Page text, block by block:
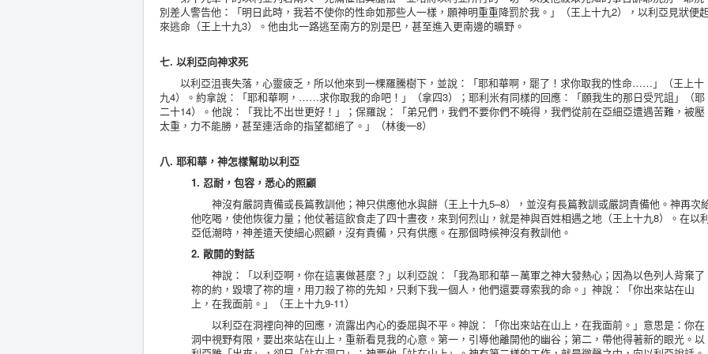
別差人警告他：「明日此時，我若不使你的性命如那些人一樣，願神明重重降罰於我。」（王上十九2），以利亞見狀便
來逃命（王上十九3）。他由北一路逃至南方的別是巴，甚至進入更南邊的曠野。
七. 以利亞向神求死
以利亞沮喪失落，心靈疲乏，所以他來到一棵羅騰樹下，並說：「耶和華啊，罷了！求你取我的性命……」（王上十
九4）。約拿說：「耶和華啊，……求你取我的命吧！」（拿四3）；耶利米有同樣的回應：「願我生的那日受咒詛」（耶
二十14）。他說：「我比不出世更好！」；保羅說：「弟兄們，我們不要你們不曉得，我們從前在亞細亞遭遇苦難，被壓
太重，力不能勝，甚至連活命的指望都絕了。」（林後一8）
八. 耶和華，神怎樣幫助以利亞
1. 忍耐，包容，悉心的照顧
神沒有嚴詞責備或長篇教訓他；神只供應他水與餅（王上十九5–8），並沒有長篇教訓或嚴詞責備他。神再次
他吃喝，使他恢復力量；他仗著這飲食走了四十晝夜，來到何烈山，就是神與百姓相遇之地（王上十九8）。在以
亞低潮時，神差遣天使細心照顧，沒有責備，只有供應。在那個時候神沒有教訓他。
2. 敞開的對話
神說：「以利亞啊，你在這裏做甚麼？」以利亞說：「我為耶和華－萬軍之神大發熱心；因為以色列人背棄了
祢的約，毀壞了祢的壇，用刀殺了祢的先知，只剩下我一個人，他們還要尋索我的命。」神說：「你出來站在山
上，在我面前。」（王上十九9-11）
以利亞在洞裡向神的回應，流露出內心的委屈與不平。神說：「你出來站在山上，在我面前。」意思是：你在
洞中視野有限，要出來站在山上，重新看見我的心意。第一，引導他離開他的幽谷；第二，帶他得著新的眼光。以